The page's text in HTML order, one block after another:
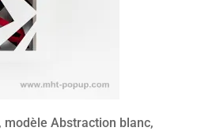
modèle Abstraction blanc,